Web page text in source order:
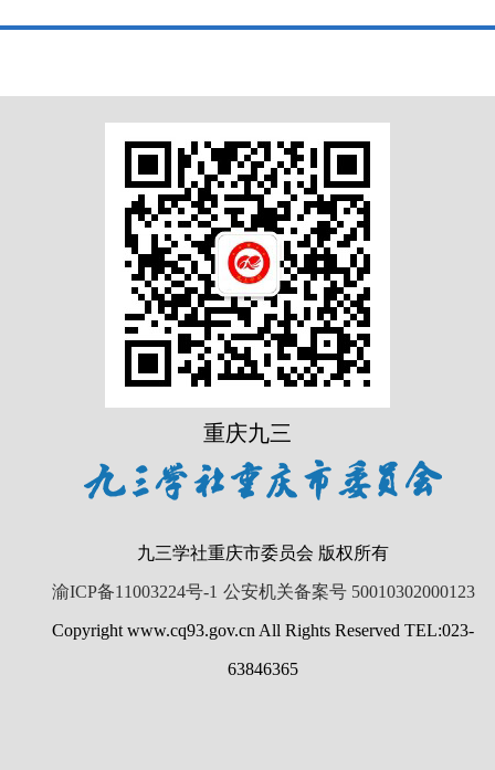
重庆九三
九三学社重庆市委员会 版权所有
渝ICP备11003224号-1 公安机关备案号 50010302000123
Copyright www.cq93.gov.cn All Rights Reserved TEL:023-
63846365